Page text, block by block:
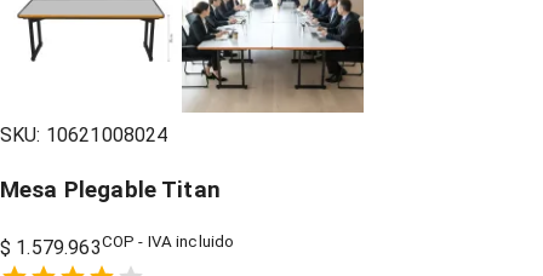
SKU: 10621008024
Mesa Plegable Titan
$ 1.579.963COP - IVA incluido